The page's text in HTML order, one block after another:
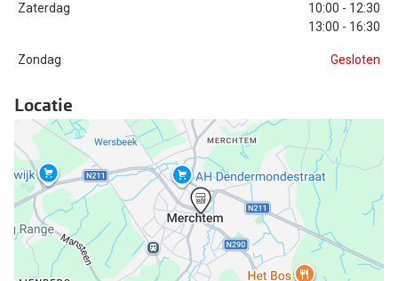
Ralph Lauren
Alle brillen merken
Online hulp & advies
Bril online kopen in maar 4 stappen
Soorten brillenglazen
Bril online passen
Doe de
Eerste
Lenzen
Alles
Zaterdag
10:00 - 12:30
13:00 - 16:30
Zondag Gesloten
Locatie